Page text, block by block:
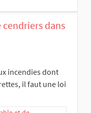
dans
incendies dont
il faut une loi